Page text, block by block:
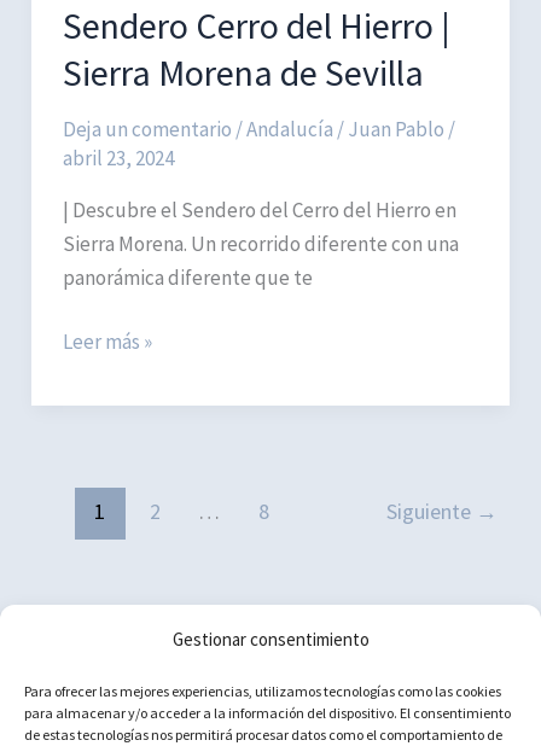
Gestionar consentimiento
Para ofrecer las mejores experiencias, utilizamos tecnologías como las cookies
para almacenar y/o acceder a la información del dispositivo. El consentimiento
de estas tecnologías nos permitirá procesar datos como el comportamiento de
Sendero Cerro del Hierro |
Sierra Morena de Sevilla
Deja un comentario /Andalucía /Juan Pablo /
abril 23, 2024
| Descubre el Sendero del Cerro del Hierro en
Sierra Morena. Un recorrido diferente con una
panorámica diferente que te
Sendero
del
Sierra
Morena
Sevilla
Leer más »
1 2 … 8 Siguiente →
Política de cookies (UE)
Aviso Legal